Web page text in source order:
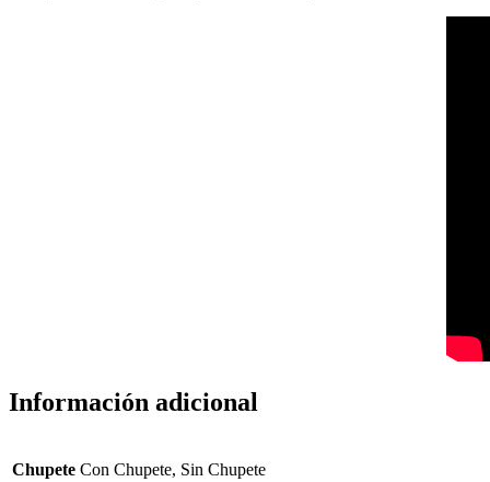
Información adicional
Chupete Con Chupete, Sin Chupete